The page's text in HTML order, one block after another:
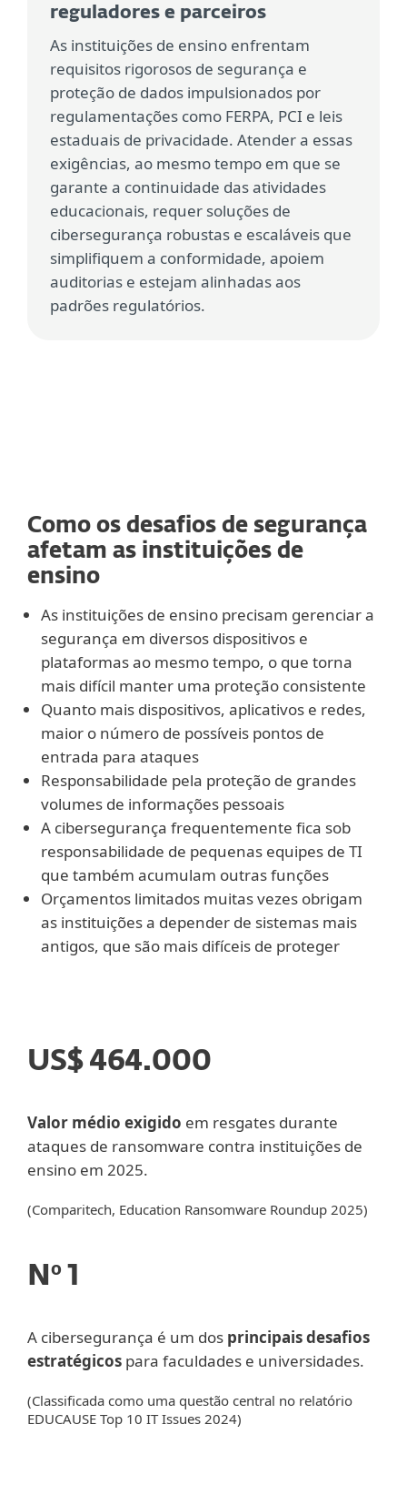
reguladores e parceiros
As instituições de ensino enfrentam
requisitos rigorosos de segurança e
proteção de dados impulsionados por
regulamentações como FERPA, PCI e leis
estaduais de privacidade. Atender a essas
exigências, ao mesmo tempo em que se
garante a continuidade das atividades
educacionais, requer soluções de
cibersegurança robustas e escaláveis que
simplifiquem a conformidade, apoiem
auditorias e estejam alinhadas aos
padrões regulatórios.
Nº 1
A cibersegurança é um dos principais desafios
estratégicos para faculdades e universidades.
(Classificada como uma questão central no relatório
EDUCAUSE Top 10 IT Issues 2024)
US$ 464.000
Valor médio exigido em resgates durante
ataques de ransomware contra instituições de
ensino em 2025.
(Comparitech, Education Ransomware Roundup 2025)
Como os desafios de segurança
afetam as instituições de
ensino
As instituições de ensino precisam gerenciar a
segurança em diversos dispositivos e
plataformas ao mesmo tempo, o que torna
mais difícil manter uma proteção consistente
Quanto mais dispositivos, aplicativos e redes,
maior o número de possíveis pontos de
entrada para ataques
Responsabilidade pela proteção de grandes
volumes de informações pessoais
A cibersegurança frequentemente fica sob
responsabilidade de pequenas equipes de TI
que também acumulam outras funções
Orçamentos limitados muitas vezes obrigam
as instituições a depender de sistemas mais
antigos, que são mais difíceis de proteger